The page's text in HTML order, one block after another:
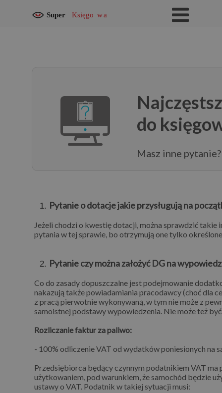
Pytanie o dotacje jakie przysługują na
Jeżeli chodzi o kwestię dotacji, można sprawdzić
pytania w tej sprawie, bo otrzymują one tylko
Pytanie czy można założyć DG na
Co do zasady dopuszczalne jest podejmowanie
nakazują także powiadamiania pracodawcy (choć dla
z pracą pierwotnie wykonywaną, w tym nie może z
samoistnej podstawy wypowiedzenia. Nie może też
Rozliczanie faktur za paliwo:
- 100% odliczenie VAT od wydatków poniesionych na
Przedsiębiorca będący czynnym podatnikiem VAT
użytkowaniem, pod warunkiem, że samochód będzie
ustawy o VAT. Podatnik w takiej sytuacji musi:
do
Masz inne